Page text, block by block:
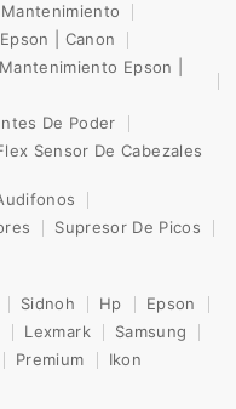
| Canon
Epson |
De Poder
Sensor De Cabezales
Supresor De Picos
Sidnoh Hp
Epson
Lexmark
Samsung
Premium Ikon